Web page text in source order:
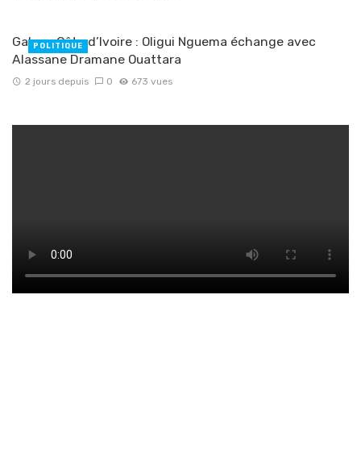
Gabon-Côte d’Ivoire : Oligui Nguema échange avec
Alassane Dramane Ouattara
2 jours depuis 0 673 vues
POLITIQUE